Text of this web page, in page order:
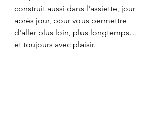
construit aussi dans l'assiette, jour
après jour, pour vous permettre
d'aller plus loin, plus longtemps…
et toujours avec plaisir.